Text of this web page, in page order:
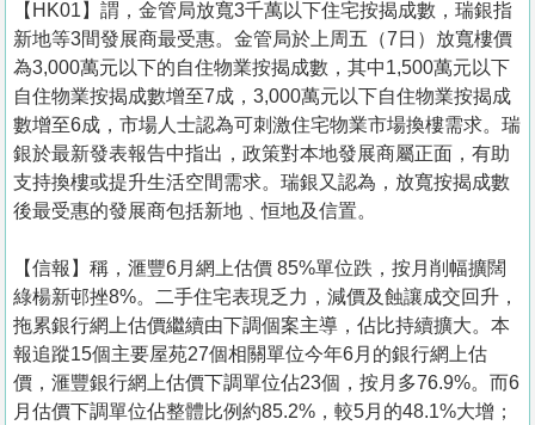
【HK01】謂，金管局放寬3千萬以下住宅按揭成數，瑞銀指
新地等3間發展商最受惠。金管局於上周五（7日）放寬樓價
為3,000萬元以下的自住物業按揭成數，其中1,500萬元以下
自住物業按揭成數增至7成，3,000萬元以下自住物業按揭成
數增至6成，市場人士認為可刺激住宅物業市場換樓需求。瑞
銀於最新發表報告中指出，政策對本地發展商屬正面，有助
支持換樓或提升生活空間需求。瑞銀又認為，放寬按揭成數
後最受惠的發展商包括新地﹑恒地及信置。
【信報】稱，滙豐6月網上估價 85%單位跌，按月削幅擴闊
綠楊新邨挫8%。二手住宅表現乏力，減價及蝕讓成交回升，
拖累銀行網上估價繼續由下調個案主導，佔比持續擴大。本
報追蹤15個主要屋苑27個相關單位今年6月的銀行網上估
價，滙豐銀行網上估價下調單位佔23個，按月多76.9%。而6
月估價下調單位佔整體比例約85.2%，較5月的48.1%大增；